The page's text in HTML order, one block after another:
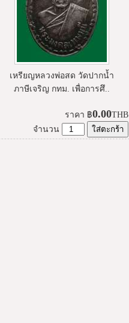
เหรียญหลวงพ่อสด วัดปากน้ำ
ภาษีเจริญ กทม. เพื่อการศึ..
ราคา ฿0.00THB
จำนวน